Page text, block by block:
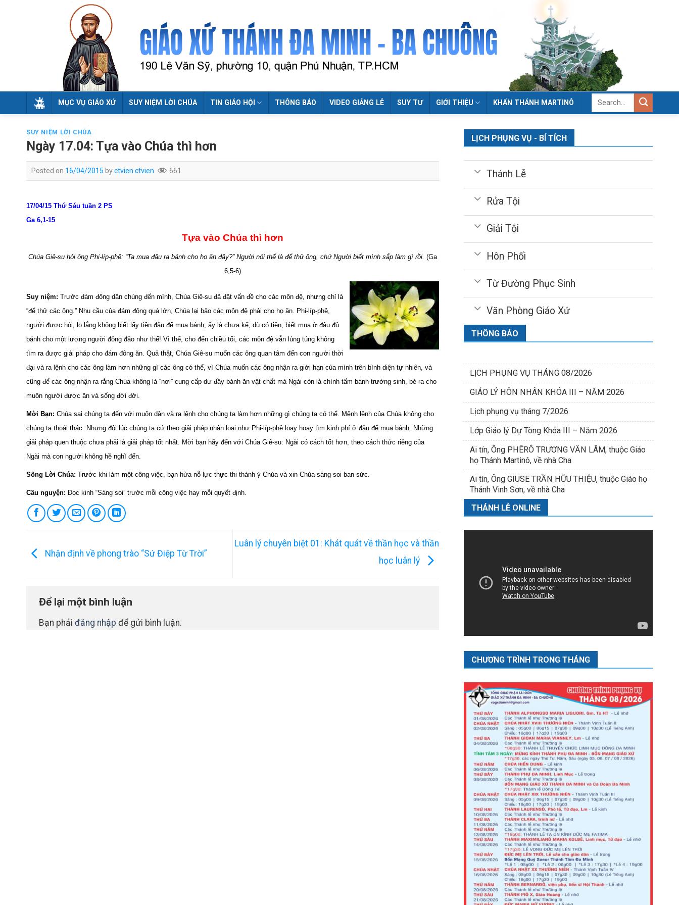
MỤC VỤ GIÁO XỨ SUY NIỆM LỜI CHÚA TIN GIÁO HỘI THÔNG BÁO VIDEO GIẢNG LỄ SUY TƯ GIỚI THIỆU KHẤN THÁNH MARTINÔ
SUY NIỆM LỜI CHÚA
Ngày 17.04: Tựa vào Chúa thì hơn
Posted on 16/04/2015 byctvien ctvien 661
17/04/15 Thứ Sáu tuần 2 PS
Ga 6,1-15
Tựa vào Chúa thì hơn
Chúa Giê-su hỏi ông Phi-líp-phê: “Ta mua đâu ra bánh cho họ ăn đây?” Người nói thế là để thử ông, chứ Người biết mình sắp làm gì rồi. (Ga
6,5-6)
Suy niệm: Trước đám đông dân chúng đến mình, Chúa Giê-su đã đặt vấn đề cho các môn đệ, nhưng chỉ là
“để thử các ông.” Nhu cầu của đám đông quá lớn, Chúa lại bảo các môn đệ phải cho họ ăn. Phi-líp-phê,
người được hỏi, lo lắng không biết lấy tiền đâu để mua bánh; ấy là chưa kể, dù có tiền, biết mua ở đâu đủ
bánh cho một lượng người đông đảo như thế! Vì thế, cho đến chiều tối, các môn đệ vẫn lúng túng không
tìm ra được giải pháp cho đám đông ăn. Quả thật, Chúa Giê-su muốn các ông quan tâm đến con người thời
đại và ra lệnh cho các ông làm hơn những gì các ông có thể, vì Chúa muốn các ông nhận ra giới hạn của mình trên bình diện tự nhiên, và
cũng để các ông nhận ra rằng Chúa không là “nơi” cung cấp dư đầy bánh ăn vật chất mà Ngài còn là chính tấm bánh trường sinh, bẻ ra cho
muôn người được ăn và sống đời đời.
Mời Bạn: Chúa sai chúng ta đến với muôn dân và ra lệnh cho chúng ta làm hơn những gì chúng ta có thể. Mệnh lệnh của Chúa không cho
chúng ta thoái thác. Nhưng đôi lúc chúng ta cứ theo giải pháp nhân loại như Phi-líp-phê loay hoay tìm kinh phí ở đâu để mua bánh. Những
giải pháp quen thuộc chưa phải là giải pháp tốt nhất. Mời bạn hãy đến với Chúa Giê-su: Ngài có cách tốt hơn, theo cách thức riêng của
Ngài mà con người không hề nghĩ đến.
Sống Lời Chúa: Trước khi làm một công việc, bạn hứa nỗ lực thực thi thánh ý Chúa và xin Chúa sáng soi ban sức.
Cầu nguyện: Đọc kinh “Sáng soi” trước mỗi công việc hay mỗi quyết định.
Nhận định về phong trào “Sứ Điệp Từ Trời”
Luân lý chuyên biệt 01: Khát quát về thần học và thần
học luân lý
Để lại một bình luận
Bạn phải đăng nhập để gửi bình luận.
LỊCH PHỤNG VỤ - BÍ TÍCH
Thánh Lễ
Rửa Tội
Giải Tội
Hôn Phối
Từ Đường Phục Sinh
Văn Phòng Giáo Xứ
THÔNG BÁO
LỊCH PHỤNG VỤ THÁNG 08/2026
GIÁO LÝ HÔN NHÂN KHÓA III – NĂM 2026
Lịch phụng vụ tháng 7/2026
Lớp Giáo lý Dự Tòng Khóa III – Năm 2026
Ai tín, Ông PHÊRÔ TRƯƠNG VĂN LÂM, thuộc Giáo
họ Thánh Martinô, về nhà Cha
Ai tín, Ông GIUSE TRẦN HỮU THIỆU, thuộc Giáo họ
Thánh Vinh Sơn, về nhà Cha
THÁNH LỄ ONLINE
CHƯƠNG TRÌNH TRONG THÁNG